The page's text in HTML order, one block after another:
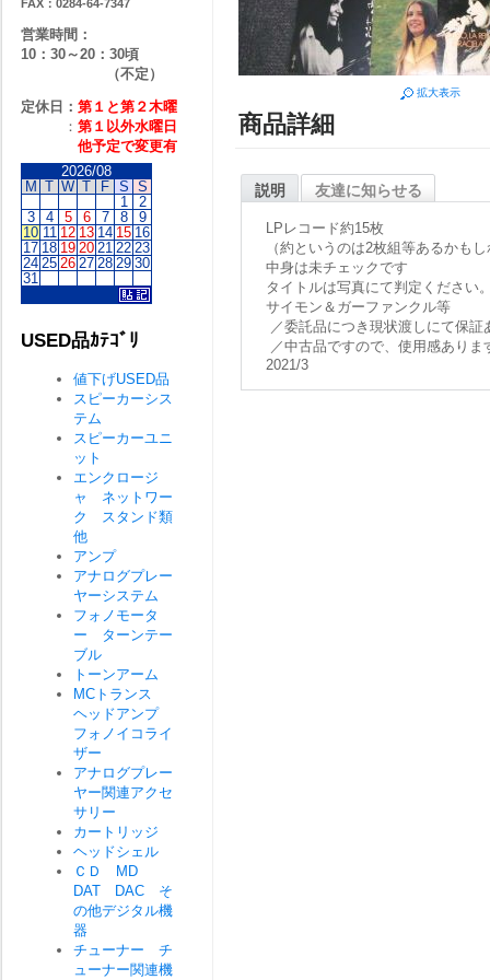
拡大表示
商品詳細
説明 友達に知らせる
LPレコード約15枚
（約というのは2枚組等あるかも
中身は未チェックです
タイトルは写真にて判定ください
サイモン＆ガーファンクル等
／委託品につき現状渡しにて保証
／中古品ですので、使用感ありま
2021/3
FAX：0284-64-7347
営業時間：
10：30～20：30頃
（不定）
定休日： 第１と第２木曜
： 第１以外水曜日
他予定で変更有
2026/08
M T W T F S S
1
2
3
4 5 6 7 8
9
10 11 12 13 14 15 16
17 18 19 20 21 22 23
24 25 26 27 28 29 30
31
USED品ｶﾃｺﾞﾘ
値下げUSED品
スピーカーシス
テム
スピーカーユニ
ット
エンクロージ
ャ ネットワー
ク スタンド類
他
アンプ
アナログプレー
ヤーシステム
フォノモータ
ー ターンテー
ブル
トーンアーム
MCトランス
ヘッドアンプ
フォノイコライ
ザー
アナログプレー
ヤー関連アクセ
サリー
カートリッジ
ヘッドシェル
ＣＤ MD
DAT DAC そ
の他デジタル機
器
チューナー チ
ューナー関連機